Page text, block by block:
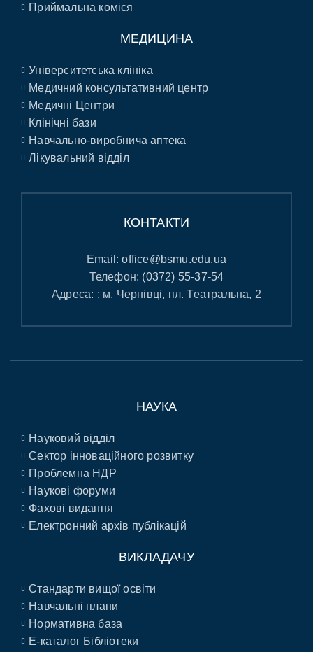
Приймальна коміся
МЕДИЦИНА
Університетська клініка
Медичний консультативний центр
Медичні Центри
Клінічні бази
Навчально-виробнича аптека
Лікувальний відділ
КОНТАКТИ
Email:office@bsmu.edu.ua
Телефон: (0372) 55-37-54
Адреса: : м. Чернівці, пл. Театральна, 2
НАУКА
Науковий відділ
Сектор інноваційного розвитку
Проблемна НДР
Наукові форуми
Фахові видання
Електронний архів публікацій
ВИКЛАДАЧУ
Стандарти вищої освіти
Навчальні плани
Нормативна база
E-каталог Бібліотеки